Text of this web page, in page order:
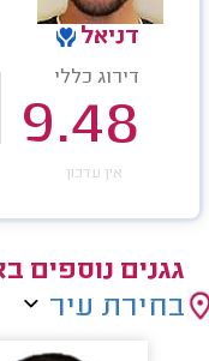
דניאל
דירוג כללי
9.48
אין עדכון
גגנים נוספים
בחירת עיר